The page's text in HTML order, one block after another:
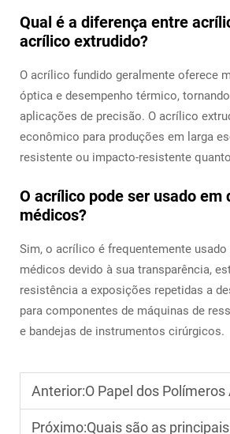
Qual é a diferença entre
acrílico extrudido?
O acrílico fundido geralmente oferece
óptica e desempenho térmico,
aplicações de precisão. O acrílico
econômico para produções em larga
resistente ou impacto-resistente
O acrílico pode ser usado em
médicos?
Sim, o acrílico é frequentemente
médicos devido à sua transparência,
resistência a exposições repetidas a
para componentes de máquinas de
e bandejas de instrumentos cirúrgicos.
Anterior:O Papel dos Polímeros Acrílicos
Próximo:Quais são as principais vantagens de desempenho dos adesivos sensíveis à